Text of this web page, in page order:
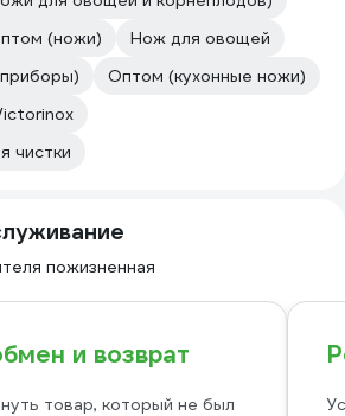
(ножи)
Нож для овощей
Оптом (кухонные ножи)
чистки
пожизненная
и возврат
товар, который не был